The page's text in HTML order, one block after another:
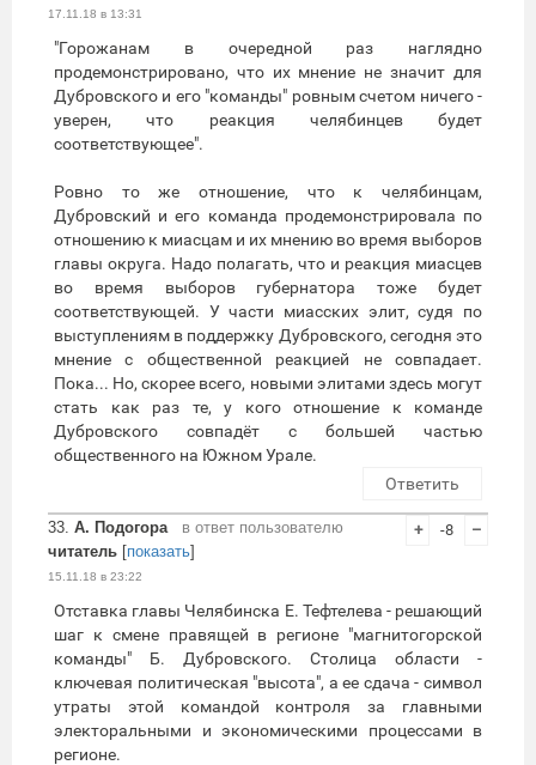
17.11.18 в 13:31
"Горожанам в очередной раз наглядно
продемонстрировано, что их мнение не значит для
Дубровского и его "команды" ровным счетом ничего -
уверен, что реакция челябинцев будет
соответствующее".
Ровно то же отношение, что к челябинцам,
Дубровский и его команда продемонстрировала по
отношению к миасцам и их мнению во время выборов
главы округа. Надо полагать, что и реакция миасцев
во время выборов губернатора тоже будет
соответствующей. У части миасских элит, судя по
выступлениям в поддержку Дубровского, сегодня это
мнение с общественной реакцией не совпадает.
Пока... Но, скорее всего, новыми элитами здесь могут
стать как раз те, у кого отношение к команде
Дубровского совпадёт с большей частью
общественного на Южном Урале.
Ответить
33. А. Подогора
в ответ пользователю
читатель [показать]
15.11.18 в 23:22
+ -8 –
Отставка главы Челябинска Е. Тефтелева - решающий
шаг к смене правящей в регионе "магнитогорской
команды" Б. Дубровского. Столица области -
ключевая политическая "высота", а ее сдача - символ
утраты этой командой контроля за главными
электоральными и экономическими процессами в
регионе.